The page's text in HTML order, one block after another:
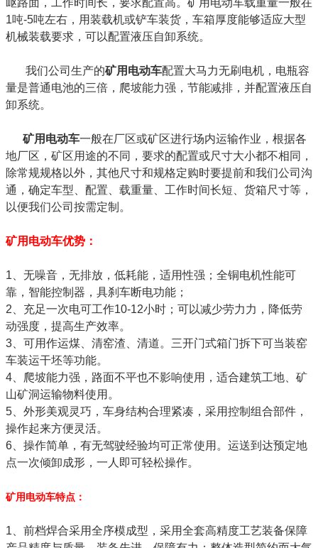
岖路面，工作时间长，要求配置高。矿用电动车载重量一般在
1吨-5吨左右，用装载机或铲车装货，车箱厚度能够适应大型
机械装载要求，可以配置液压自卸系统。
我们公司生产的矿用电动车配置大马力无刷电机，电瓶容
量是普通电池的三倍，爬坡能力强，节能减排，并配置液压自
卸系统。
矿用电动车一般在厂区或矿区进行场内运输作业，根据各
地厂区，矿区用途的不同，要求的配置或尺寸大小都不相同，
除常规规格以外，其他尺寸和规格定购时要提前和我们公司沟
通，确定车型、配置、载重量、工作时间长短、货箱尺寸等，
以便我们公司按需定制。
矿用电动车优势：
1、无噪音，无排放，低耗能，适用性强；全铜电机性能可
靠，智能控制器，具刹车断电功能；
2、充足一次电可工作10-12小时；可以减少劳力力，降低劳
动强度，提高生产效率。
3、可用作运煤、清窑渣、清道。三开门式箱门拆下可当装窑
车装运干坯等功能。
4、爬坡能力强，路面不平也不影响使用，适合建筑工地、矿
山矿洞运输物料使用。
5、外形美观灵巧，车身结构合理紧凑，采用控制组合部件，
操作起来方便灵活。
6、操作简单，有无驾驶经验均可正常使用。运送到达预定地
点一次倾卸成形，一人即可轻松操作。
矿用电动车特点：
1、前档焊合采用全序模成型，采用全套高精度工艺装备保障